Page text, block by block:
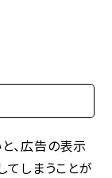
、広告の表示
てしまうことが